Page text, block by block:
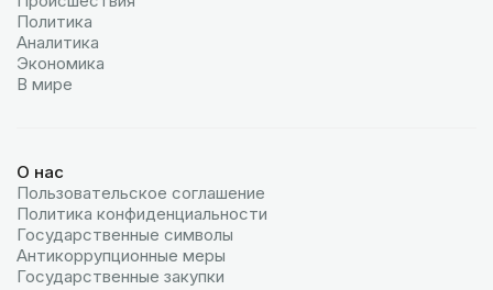
Политика
Аналитика
Экономика
В мире
О нас
Пользовательское соглашение
Политика конфиденциальности
Государственные символы
Антикоррупционные меры
Государственные закупки